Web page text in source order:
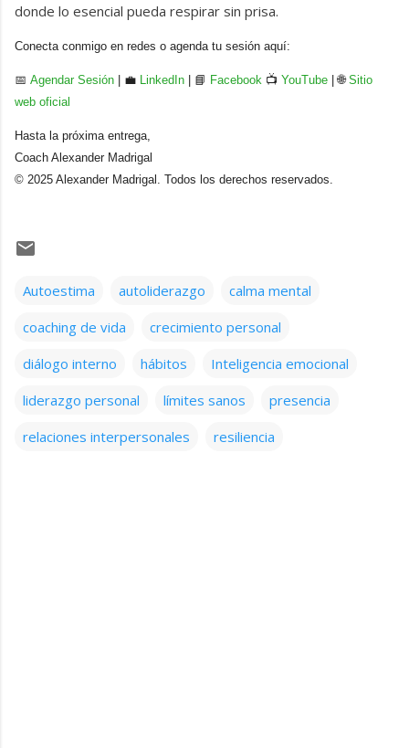
donde lo esencial pueda respirar sin prisa.
Conecta conmigo en redes o agenda tu sesión aquí:
📅 Agendar Sesión | 💼 LinkedIn | 📘 Facebook 📺 YouTube | 🌐Sitio
web oficial
Hasta la próxima entrega,
Coach Alexander Madrigal
© 2025 Alexander Madrigal. Todos los derechos reservados.
Autoestima autoliderazgo
calma mental
coaching de vida
crecimiento personal
diálogo interno
hábitos
Inteligencia emocional
liderazgo personal
límites sanos
presencia
relaciones interpersonales
resiliencia